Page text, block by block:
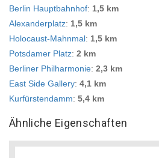
Berlin Hauptbahnhof: 1,5 km
Alexanderplatz: 1,5 km
Holocaust-Mahnmal: 1,5 km
Potsdamer Platz: 2 km
Berliner Philharmonie: 2,3 km
East Side Gallery: 4,1 km
Kurfürstendamm: 5,4 km
Ähnliche Eigenschaften